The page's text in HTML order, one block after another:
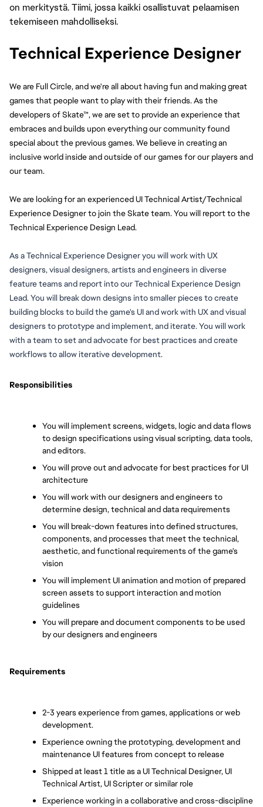
on merkitystä. Tiimi, jossa kaikki osallistuvat pelaamisen
tekemiseen mahdolliseksi.
Technical Experience Designer
We are Full Circle, and we're all about having fun and making great
games that people want to play with their friends. As the
developers of Skate™, we are set to provide an experience that
embraces and builds upon everything our community found
special about the previous games. We believe in creating an
inclusive world inside and outside of our games for our players and
our team.
We are looking for an experienced UI Technical Artist/Technical
Experience Designer to join the Skate team. You will report to the
Technical Experience Design Lead.
As a Technical Experience Designer you will work with UX
designers, visual designers, artists and engineers in diverse
feature teams and report into our Technical Experience Design
Lead. You will break down designs into smaller pieces to create
building blocks to build the game's UI and work with UX and visual
designers to prototype and implement, and iterate. You will work
with a team to set and advocate for best practices and create
workflows to allow iterative development.
Responsibilities
You will implement screens, widgets, logic and data flows
to design specifications using visual scripting, data tools,
and editors.
You will prove out and advocate for best practices for UI
architecture
You will work with our designers and engineers to
determine design, technical and data requirements
You will break-down features into defined structures,
components, and processes that meet the technical,
aesthetic, and functional requirements of the game's
vision
You will implement UI animation and motion of prepared
screen assets to support interaction and motion
guidelines
You will prepare and document components to be used
by our designers and engineers
Requirements
2-3 years experience from games, applications or web
development.
Experience owning the prototyping, development and
maintenance UI features from concept to release
Shipped at least 1 title as a UI Technical Designer, UI
Technical Artist, UI Scripter or similar role
Experience working in a collaborative and cross-discipline